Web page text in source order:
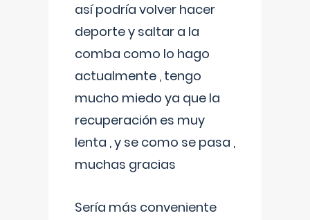
así podría volver hacer
deporte y saltar a la
comba como lo hago
actualmente , tengo
mucho miedo ya que la
recuperación es muy
lenta , y se como se pasa ,
muchas gracias
Sería más conveniente